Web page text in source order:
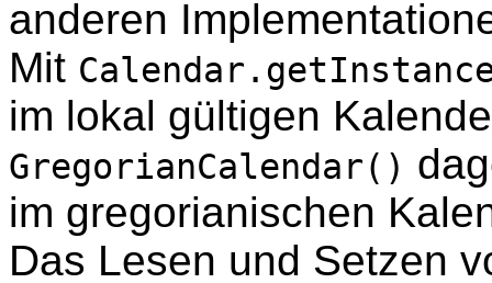
anderen
Mit
im lokal gültigen
GregorianCalendar()
im gregorianischen
Das Lesen und Setzen